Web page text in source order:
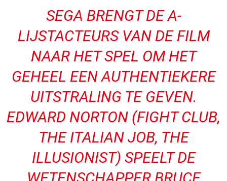
SEGA BRENGT DE A-
LIJSTACTEURS VAN DE FILM
NAAR HET SPEL OM HET
GEHEEL EEN AUTHENTIEKERE
UITSTRALING TE GEVEN.
EDWARD NORTON (FIGHT CLUB,
THE ITALIAN JOB, THE
ILLUSIONIST) SPEELT DE